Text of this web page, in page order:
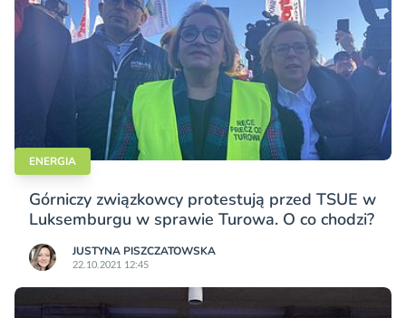
ENERGIA
Górniczy związkowcy protestują przed TSUE w
Luksemburgu w sprawie Turowa. O co chodzi?
JUSTYNA PISZCZATOWSKA
22.10.2021 12:45